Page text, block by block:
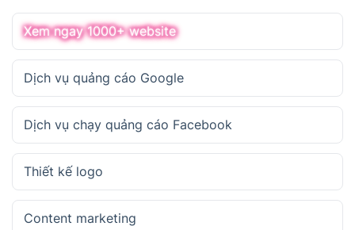
Xem ngay 1000+ website
Dịch vụ quảng cáo Google
Dịch vụ chạy quảng cáo Facebook
Thiết kế logo
Content marketing